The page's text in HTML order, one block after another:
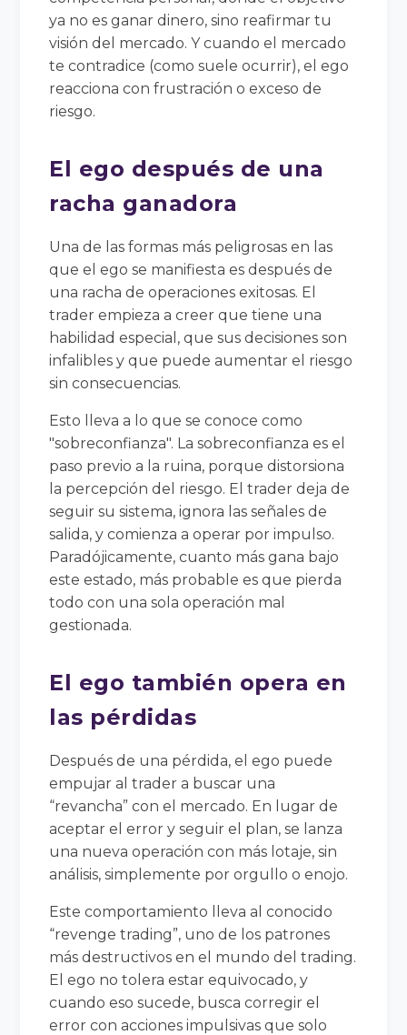
ya no es ganar dinero, sino reafirmar tu
visión del mercado. Y cuando el mercado
te contradice (como suele ocurrir), el ego
reacciona con frustración o exceso de
riesgo.
El ego después de una
racha ganadora
Una de las formas más peligrosas en las
que el ego se manifiesta es después de
una racha de operaciones exitosas. El
trader empieza a creer que tiene una
habilidad especial, que sus decisiones son
infalibles y que puede aumentar el riesgo
sin consecuencias.
Esto lleva a lo que se conoce como
"sobreconfianza". La sobreconfianza es el
paso previo a la ruina, porque distorsiona
la percepción del riesgo. El trader deja de
seguir su sistema, ignora las señales de
salida, y comienza a operar por impulso.
Paradójicamente, cuanto más gana bajo
este estado, más probable es que pierda
todo con una sola operación mal
gestionada.
El ego también opera en
las pérdidas
Después de una pérdida, el ego puede
empujar al trader a buscar una
“revancha” con el mercado. En lugar de
aceptar el error y seguir el plan, se lanza
una nueva operación con más lotaje, sin
análisis, simplemente por orgullo o enojo.
Este comportamiento lleva al conocido
“revenge trading”, uno de los patrones
más destructivos en el mundo del trading.
El ego no tolera estar equivocado, y
cuando eso sucede, busca corregir el
error con acciones impulsivas que solo